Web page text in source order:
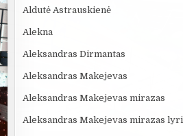
Aldutė Astrauskienė
Alekna
Aleksandras Dirmantas
Aleksandras Makejevas
Aleksandras Makejevas mirazas
Aleksandras Makejevas mirazas